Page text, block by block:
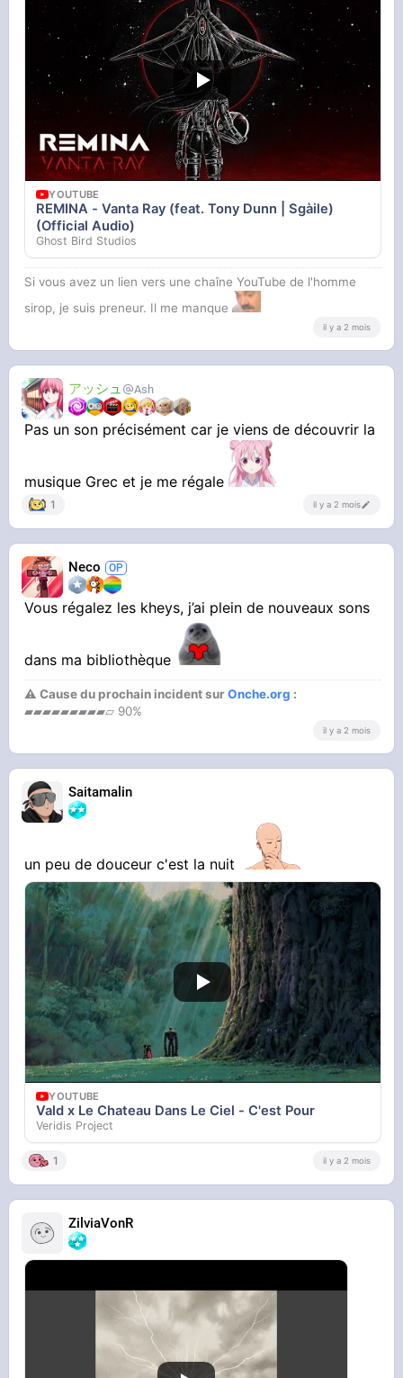
Vidéo YouTube
YOUTUBE
REMINA - Vanta Ray (feat. Tony Dunn | Sgàile)
(Official Audio)
Ghost Bird Studios
Si vous avez un lien vers une chaîne YouTube de l'homme
sirop, je suis preneur. Il me manque
il y a 2 mois
アッシュ Ash
Pas un son précisément car je viens de découvrir la
musique Grec et je me régale
1 il y a 2 mois
Neco
Vous régalez les kheys, j’ai plein de nouveaux sons
dans ma bibliothèque
⚠ Cause du prochain incident surOnche.org :
▰▰▰▰▰▰▰▰▰▱ 90%
il y a 2 mois
Saitamalin
un peu de douceur c'est la nuit
YOUTUBE
Vald x Le Chateau Dans Le Ciel - C'est Pour
Veridis Project
1 il y a 2 mois
ZilviaVonR